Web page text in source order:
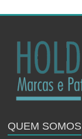
QUEM SOMOS